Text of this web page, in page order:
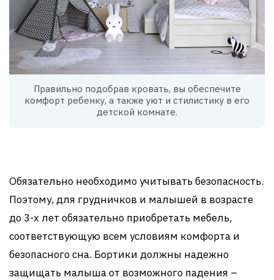
Правильно подобрав кровать, вы обеспечите
комфорт ребенку, а также уют и стилистику в его
детской комнате.
Обязательно необходимо учитывать безопасность.
Поэтому, для грудничков и малышей в возрасте
до 3-х лет обязательно приобретать мебель,
соответствующую всем условиям комфорта и
безопасного сна. Бортики должны надежно
защищать малыша от возможного падения –